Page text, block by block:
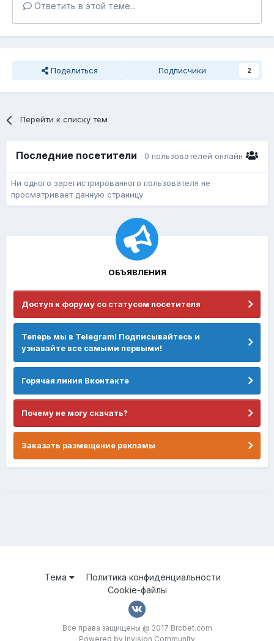
Ответить в этой теме...
Поделиться Подписчики 2
Перейти к списку тем
Последние посетители 0 пользователей онлайн
Ни одного зарегистрированного пользователя не
просматривает данную страницу
ОБЪЯВЛЕНИЯ
Доступ к форуму со статусом посетителя
Теперь мы в Telegram! Подписывайтесь и
узнавайте все самыми первыми!
Горячая линия Вконтакте
Почему не могу скачать?
Заказать размещение рекламы
Тема
Политика конфиденциальности
Cookie-файлы
Все права защищены @ 2017 Brcbet.com
Powered by Invision Community